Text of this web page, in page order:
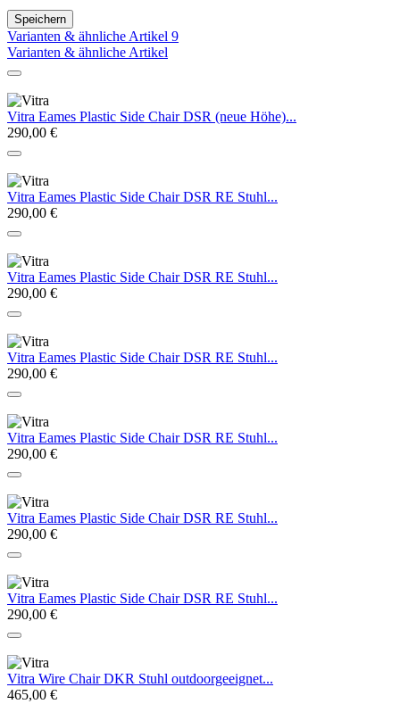
Speichern
Varianten & ähnliche Artikel 9
Varianten & ähnliche Artikel
Vitra Eames Plastic Side Chair DSR (neue Höhe)...
290,00 €
Vitra Eames Plastic Side Chair DSR RE Stuhl...
290,00 €
Vitra Eames Plastic Side Chair DSR RE Stuhl...
290,00 €
Vitra Eames Plastic Side Chair DSR RE Stuhl...
290,00 €
Vitra Eames Plastic Side Chair DSR RE Stuhl...
290,00 €
Vitra Eames Plastic Side Chair DSR RE Stuhl...
290,00 €
Vitra Eames Plastic Side Chair DSR RE Stuhl...
290,00 €
Vitra Wire Chair DKR Stuhl outdoorgeeignet...
465,00 €